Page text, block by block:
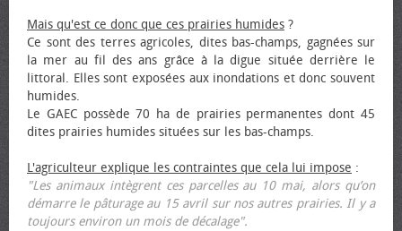
Mais qu'est ce donc que ces prairies humides ?
Ce sont des terres agricoles, dites bas-champs, gagnées sur
la mer au fil des ans grâce à la digue située derrière le
littoral. Elles sont exposées aux inondations et donc souvent
humides.
Le GAEC possède 70 ha de prairies permanentes dont 45
dites prairies humides situées sur les bas-champs.
L'agriculteur explique les contraintes que cela lui impose :
"Les animaux intègrent ces parcelles au 10 mai, alors qu’on
démarre le pâturage au 15 avril sur nos autres prairies. Il y a
toujours environ un mois de décalage".